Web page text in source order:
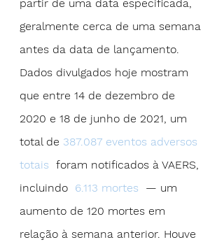
partir de uma data especificada,
geralmente cerca de uma semana
antes da data de lançamento.
Dados divulgados hoje mostram
que entre 14 de dezembro de
2020 e 18 de junho de 2021, um
total de 387.087 eventos adversos
totais
  foram notificados à VAERS,
incluindo 6.113 mortes
  — um
aumento de 120 mortes em
relação à semana anterior. Houve